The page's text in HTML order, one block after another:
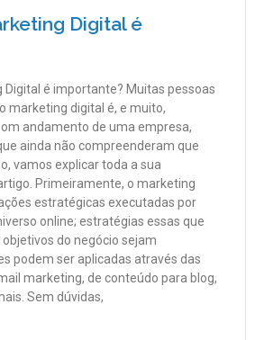
Digital é
Digital é importante? Muitas pessoas
marketing digital é, e muito,
andamento de uma empresa,
ainda não compreenderam que
vamos explicar toda a sua
Primeiramente, o marketing
estratégicas executadas por
online; estratégias essas que
do negócio sejam
podem ser aplicadas através das
marketing, de conteúdo para blog,
Sem dúvidas,